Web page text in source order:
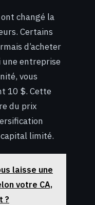
ont changé la
Certains
d’acheter
une entreprise
vous
10 $. Cette
du prix
limité.
laisse une
votre CA,
?